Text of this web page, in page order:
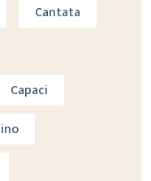
Cantata
Capaci